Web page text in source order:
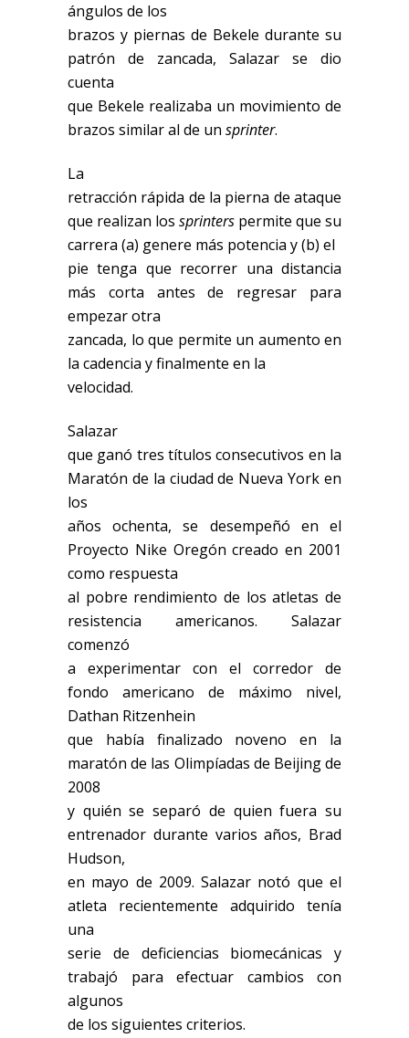
ángulos de los
brazos y piernas de Bekele durante su
patrón de zancada, Salazar se dio
cuenta
que Bekele realizaba un movimiento de
brazos similar al de un sprinter.
La
retracción rápida de la pierna de ataque
que realizan los sprinters permite que su
carrera (a) genere más potencia y (b) el
pie tenga que recorrer una distancia
más corta antes de regresar para
empezar otra
zancada, lo que permite un aumento en
la cadencia y finalmente en la
velocidad.
Salazar
que ganó tres títulos consecutivos en la
Maratón de la ciudad de Nueva York en
los
años ochenta, se desempeñó en el
Proyecto Nike Oregón creado en 2001
como respuesta
al pobre rendimiento de los atletas de
resistencia americanos. Salazar
comenzó
a experimentar con el corredor de
fondo americano de máximo nivel,
Dathan Ritzenhein
que había finalizado noveno en la
maratón de las Olimpíadas de Beijing de
2008
y quién se separó de quien fuera su
entrenador durante varios años, Brad
Hudson,
en mayo de 2009. Salazar notó que el
atleta recientemente adquirido tenía
una
serie de deficiencias biomecánicas y
trabajó para efectuar cambios con
algunos
de los siguientes criterios.